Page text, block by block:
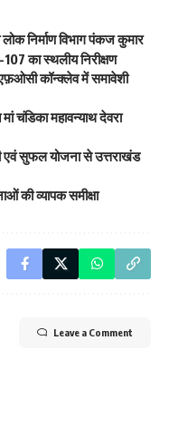
लोक निर्माण विभाग पंकज कुमार
का स्थलीय निरीक्षण
कॉन्क्लेव में समावेशी
चंडिका महावन्याथ देवरा
एवं सुफल योजना से उत्तराखंड
की व्यापक समीक्षा
Leave a Comment